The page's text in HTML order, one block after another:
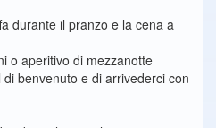
durante il pranzo e la cena a
o aperitivo di mezzanotte
benvenuto e di arrivederci con